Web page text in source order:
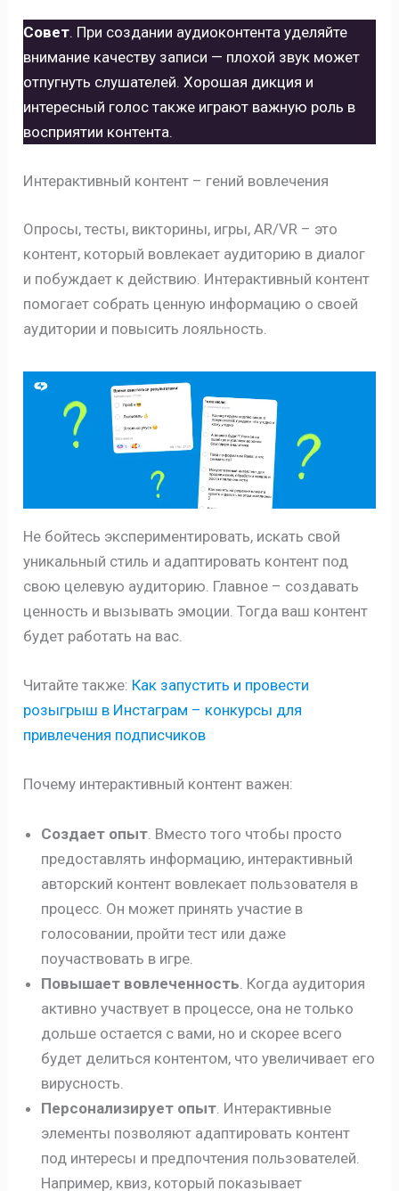
Совет. При создании аудиоконтента уделяйте
внимание качеству записи — плохой звук может
отпугнуть слушателей. Хорошая дикция и
интересный голос также играют важную роль в
восприятии контента.
Интерактивный контент – гений вовлечения
Опросы, тесты, викторины, игры, AR/VR – это
контент, который вовлекает аудиторию в диалог
и побуждает к действию. Интерактивный контент
помогает собрать ценную информацию о своей
аудитории и повысить лояльность.
Не бойтесь экспериментировать, искать свой
уникальный стиль и адаптировать контент под
свою целевую аудиторию. Главное – создавать
ценность и вызывать эмоции. Тогда ваш контент
будет работать на вас.
Читайте также: Как запустить и провести
розыгрыш в Инстаграм – конкурсы для
привлечения подписчиков
Почему интерактивный контент важен:
Создает опыт . Вместо того чтобы просто
предоставлять информацию, интерактивный
авторский контент вовлекает пользователя в
процесс. Он может принять участие в
голосовании, пройти тест или даже
поучаствовать в игре.
Повышает вовлеченность . Когда аудитория
активно участвует в процессе, она не только
дольше остается с вами, но и скорее всего
будет делиться контентом, что увеличивает его
вирусность.
Персонализирует опыт . Интерактивные
элементы позволяют адаптировать контент
под интересы и предпочтения пользователей.
Например, квиз, который показывает